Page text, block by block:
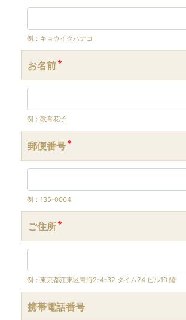
例：キョウイクハナコ
お名前 ※
例：教育花子
郵便番号 ※
例：135-0064
ご住所 ※
例：東京都江東区青海2-4-32 タイム24 ビル10 階
携帯電話番号